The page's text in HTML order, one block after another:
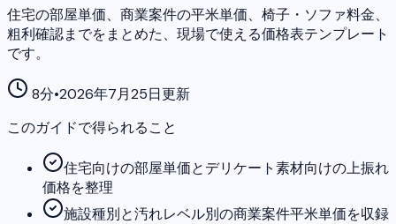
住宅の部屋単価、商業案件の平米単価、椅子・ソファ料金、
粗利確認までをまとめた、現場で使える価格表テンプレート
です。
8分•2026年7月25日更新
このガイドで得られること
住宅向けの部屋単価とデリケート素材向けの上振れ
価格を整理
施設種別と汚れレベル別の商業案件平米単価を収録